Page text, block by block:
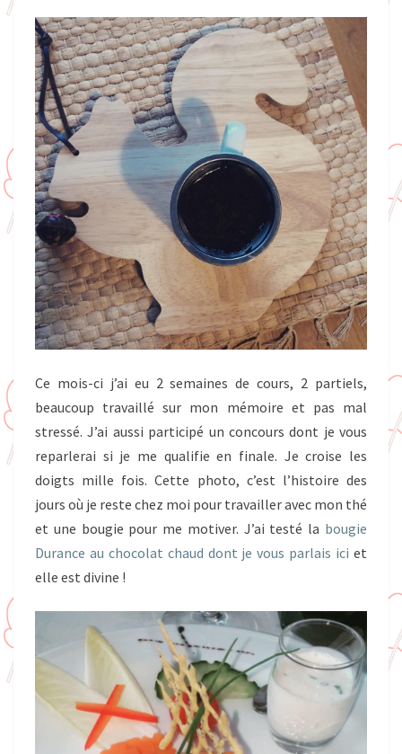
Ce mois-ci j’ai eu 2 semaines de cours, 2 partiels,
beaucoup travaillé sur mon mémoire et pas mal
stressé. J’ai aussi participé un concours dont je vous
reparlerai si je me qualifie en finale. Je croise les
doigts mille fois. Cette photo, c’est l’histoire des
jours où je reste chez moi pour travailler avec mon thé
et une bougie pour me motiver. J’ai testé la bougie
Durance au chocolat chaud dont je vous parlais ici et
elle est divine !